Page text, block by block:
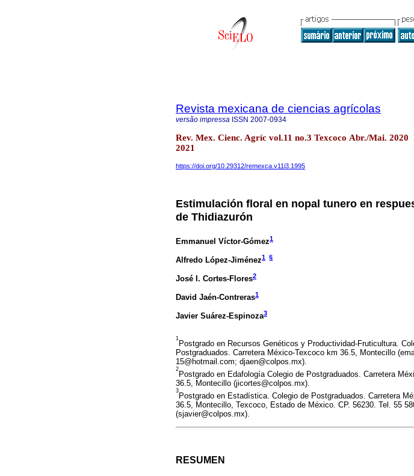
Revista mexicana de ciencias agrícolas
versão impressa ISSN 2007-0934
Rev. Mex. Cienc. Agríc vol.11 no.3 Texcoco Abr./Mai. 2020
2021
https://doi.org/10.29312/remexca.v11i3.1995
Estimulación floral en nopal tunero en
de Thidiazurón
Emmanuel Víctor-Gómez1
Alfredo López-Jiménez1 §
José I. Cortes-Flores2
David Jaén-Contreras1
Javier Suárez-Espinoza3
1
Postgrado en Recursos Genéticos y Productividad-Fruticultura.
Postgraduados. Carretera México-Texcoco km 36.5, Montecillo
15@hotmail.com; djaen@colpos.mx).
2
Postgrado en Edafología Colegio de Postgraduados. Carretera
36.5, Montecillo (jicortes@colpos.mx).
3
Postgrado en Estadística. Colegio de Postgraduados. Carretera
36.5, Montecillo, Texcoco, Estado de México. CP. 56230. Tel. 55
(sjavier@colpos.mx).
RESUMEN